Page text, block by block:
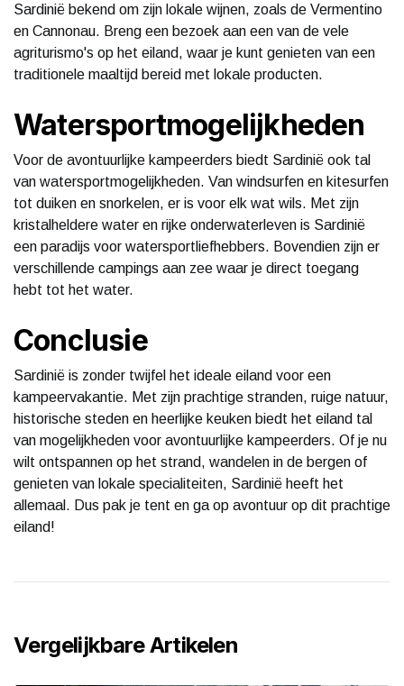
Sardinië bekend om zijn lokale wijnen, zoals de Vermentino
en Cannonau. Breng een bezoek aan een van de vele
agriturismo's op het eiland, waar je kunt genieten van een
traditionele maaltijd bereid met lokale producten.
Watersportmogelijkheden
Voor de avontuurlijke kampeerders biedt Sardinië ook tal
van watersportmogelijkheden. Van windsurfen en kitesurfen
tot duiken en snorkelen, er is voor elk wat wils. Met zijn
kristalheldere water en rijke onderwaterleven is Sardinië
een paradijs voor watersportliefhebbers. Bovendien zijn er
verschillende campings aan zee waar je direct toegang
hebt tot het water.
Conclusie
Sardinië is zonder twijfel het ideale eiland voor een
kampeervakantie. Met zijn prachtige stranden, ruige natuur,
historische steden en heerlijke keuken biedt het eiland tal
van mogelijkheden voor avontuurlijke kampeerders. Of je nu
wilt ontspannen op het strand, wandelen in de bergen of
genieten van lokale specialiteiten, Sardinië heeft het
allemaal. Dus pak je tent en ga op avontuur op dit prachtige
eiland!
Vergelijkbare Artikelen